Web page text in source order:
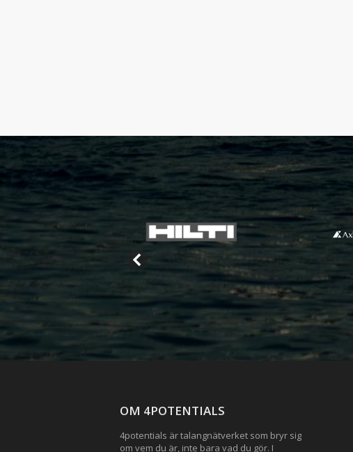
OM 4POTENTIALS
4potentials är talangnätverket som bryr sig
om vem du är, inte bara vad du gör. I